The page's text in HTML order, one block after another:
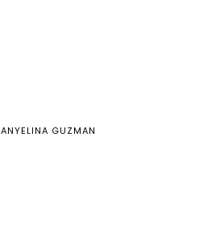
ANYELINA GUZMAN